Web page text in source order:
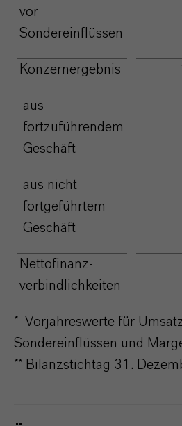
vor
Sondereinflüssen
Konzernergebnis
aus
fortzuführendem
Geschäft
aus nicht
fortgeführtem
Geschäft
Nettofinanz-
verbindlichkeiten
* Vorjahreswerte für
Sondereinflüssen und
** Bilanzstichtag 31.